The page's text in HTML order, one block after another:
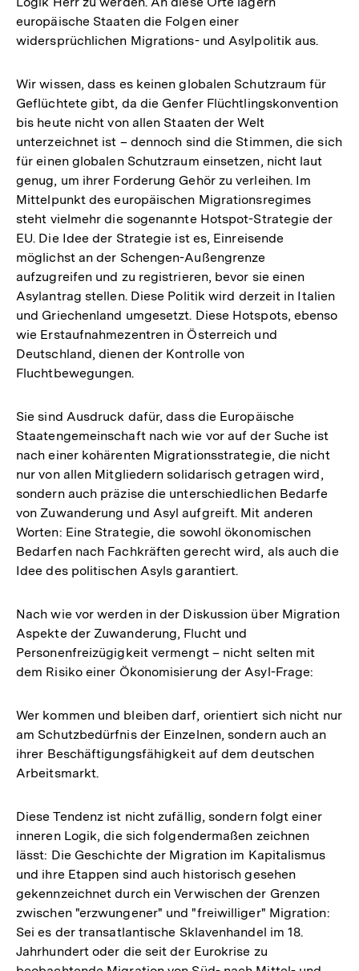
europäische Staaten die Folgen einer
widersprüchlichen Migrations- und Asylpolitik aus.
Wir wissen, dass es keinen globalen Schutzraum für
Geflüchtete gibt, da die Genfer Flüchtlingskonvention
bis heute nicht von allen Staaten der Welt
unterzeichnet ist – dennoch sind die Stimmen, die sich
für einen globalen Schutzraum einsetzen, nicht laut
genug, um ihrer Forderung Gehör zu verleihen. Im
Mittelpunkt des europäischen Migrationsregimes
steht vielmehr die sogenannte Hotspot-Strategie der
EU. Die Idee der Strategie ist es, Einreisende
möglichst an der Schengen-Außengrenze
aufzugreifen und zu registrieren, bevor sie einen
Asylantrag stellen. Diese Politik wird derzeit in Italien
und Griechenland umgesetzt. Diese Hotspots, ebenso
wie Erstaufnahmezentren in Österreich und
Deutschland, dienen der Kontrolle von
Fluchtbewegungen.
Sie sind Ausdruck dafür, dass die Europäische
Staatengemeinschaft nach wie vor auf der Suche ist
nach einer kohärenten Migrationsstrategie, die nicht
nur von allen Mitgliedern solidarisch getragen wird,
sondern auch präzise die unterschiedlichen Bedarfe
von Zuwanderung und Asyl aufgreift. Mit anderen
Worten: Eine Strategie, die sowohl ökonomischen
Bedarfen nach Fachkräften gerecht wird, als auch die
Idee des politischen Asyls garantiert.
Nach wie vor werden in der Diskussion über Migration
Aspekte der Zuwanderung, Flucht und
Personenfreizügigkeit vermengt – nicht selten mit
dem Risiko einer Ökonomisierung der Asyl-Frage:
Wer kommen und bleiben darf, orientiert sich nicht nur
am Schutzbedürfnis der Einzelnen, sondern auch an
ihrer Beschäftigungsfähigkeit auf dem deutschen
Arbeitsmarkt.
Diese Tendenz ist nicht zufällig, sondern folgt einer
inneren Logik, die sich folgendermaßen zeichnen
lässt: Die Geschichte der Migration im Kapitalismus
und ihre Etappen sind auch historisch gesehen
gekennzeichnet durch ein Verwischen der Grenzen
zwischen "erzwungener" und "freiwilliger" Migration:
Sei es der transatlantische Sklavenhandel im 18.
Jahrhundert oder die seit der Eurokrise zu